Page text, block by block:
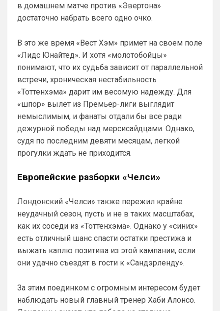
в домашнем матче против «Эвертона»
достаточно набрать всего одно очко.
В это же время «Вест Хэм» примет на своем поле
«Лидс Юнайтед». И хотя «молотобойцы»
понимают, что их судьба зависит от параллельной
встречи, хроническая нестабильность
«Тоттенхэма» дарит им весомую надежду. Для
«шпор» вылет из Премьер-лиги выглядит
немыслимым, и фанаты отдали бы все ради
дежурной победы над мерсисайдцами. Однако,
судя по последним девяти месяцам, легкой
прогулки ждать не приходится.
Европейские разборки «Челси»
Лондонский «Челси» также пережил крайне
неудачный сезон, пусть и не в таких масштабах,
как их соседи из «Тоттенхэма». Однако у «синих»
есть отличный шанс спасти остатки престижа и
выжать каплю позитива из этой кампании, если
они удачно съездят в гости к «Сандэрленду».
За этим поединком с огромным интересом будет
наблюдать новый главный тренер Хаби Алонсо.
Ответ для Аристократ
Не будет, а у Челси приличная закупка
и вратаря то вполне можно без еврокубков
Ну шо, теперь понял, почему никакого
титула в этом сезоне и близко не будет?
Хвалёные Эстевао, Кенды и прочие
Мудрики ничего не могут сделать с
мёртвым Юве. Мы это видим 4-й сезон,
одно и то же.
Аристократ • 17:56
Ответ для Deep_Blue
в этом сезоне и близко не будет? Хвалёные
Эстевао, Кенды и прочие Мудрики ни
Они играть не будут , это ротация …я бы
перестройка, плюс еще будут покупки.
знаю Челси мы на предсезонках всегда
Аристократ• 17:57
Ответ для Britball
Ну поднять то понял, но теперь кем
молоднякам , естественно в ущерб
результатам …решили резко заделаться